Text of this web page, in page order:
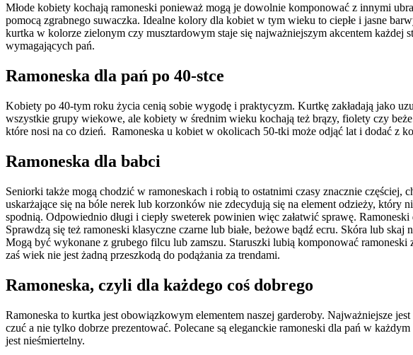
Młode kobiety kochają ramoneski ponieważ mogą je dowolnie komponować z innymi
pomocą zgrabnego suwaczka. Idealne kolory dla kobiet w tym wieku to ciepłe i jasne
kurtka w kolorze zielonym czy musztardowym staje się najważniejszym akcentem
wymagających pań.
Ramoneska dla pań po 40-stce
Kobiety po 40-tym roku życia cenią sobie wygodę i praktycyzm. Kurtkę zakładają jako
wszystkie grupy wiekowe, ale kobiety w średnim wieku kochają też brązy, fiolety czy
które nosi na co dzień. Ramoneska u kobiet w okolicach 50-tki może odjąć lat i dodać z
Ramoneska dla babci
Seniorki także mogą chodzić w ramoneskach i robią to ostatnimi czasy znacznie częściej,
uskarżające się na bóle nerek lub korzonków nie zdecydują się na element odzieży, który
spodnią. Odpowiednio długi i ciepły sweterek powinien więc załatwić sprawę.
Sprawdzą się też ramoneski klasyczne czarne lub białe, beżowe bądź ecru. Skóra lub
Mogą być wykonane z grubego filcu lub zamszu. Staruszki lubią komponować
zaś wiek nie jest żadną przeszkodą do podążania za trendami.
Ramoneska, czyli dla każdego coś dobrego
Ramoneska to kurtka jest obowiązkowym elementem naszej garderoby. Najważniejsze
czuć a nie tylko dobrze prezentować. Polecane są eleganckie ramoneski dla pań w
jest nieśmiertelny.